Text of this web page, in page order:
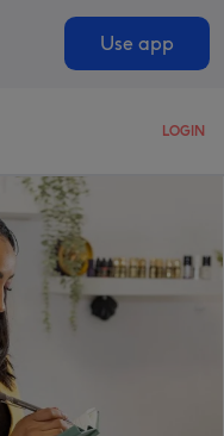
Use app
LOGIN